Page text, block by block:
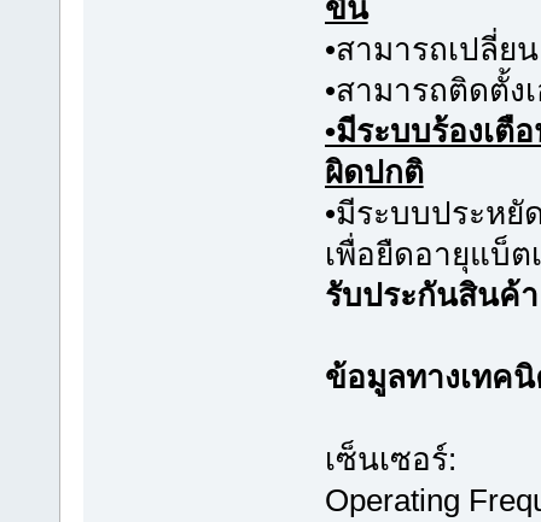
ขัน
•สามารถเปลี่ย
•สามารถติดตั้ง
•มีระบบร้องเตื
ผิดปกติ
•มีระบบประหยั
เพื่อยืดอายุแบ็ต
รับประกันสินค้
ข้อมูลทางเทค
เซ็นเซอร์:
Operating